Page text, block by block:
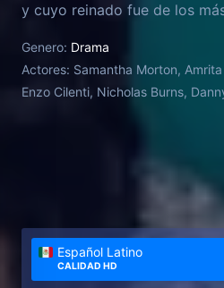
y cuyo reinado fue de los
desarrolla a través de relatos
vez que defiende sus
lecciones de vida a su nueva
Genero: Drama
Actores: Samantha Morton,
Enzo Cilenti, Nicholas Burns,
Español Latino
CALIDAD HD